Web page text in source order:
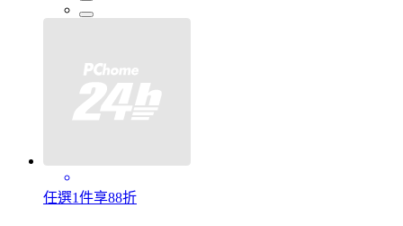
任選1件享88折